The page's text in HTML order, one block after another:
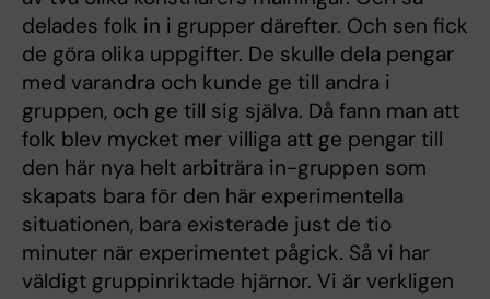
delades folk in i grupper därefter. Och sen fick
de göra olika uppgifter. De skulle dela pengar
med varandra och kunde ge till andra i
gruppen, och ge till sig själva. Då fann man att
folk blev mycket mer villiga att ge pengar till
den här nya helt arbiträra in-gruppen som
skapats bara för den här experimentella
situationen, bara existerade just de tio
minuter när experimentet pågick. Så vi har
väldigt gruppinriktade hjärnor. Vi är verkligen